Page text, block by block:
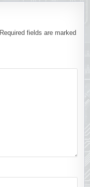
Required fields are marked